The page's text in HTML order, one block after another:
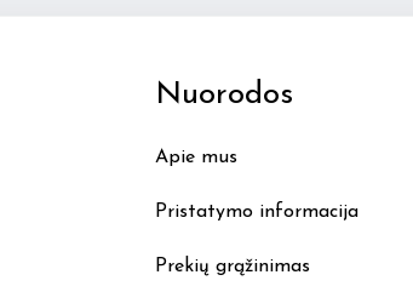
may
product
Nuorodos
Apie mus
Pristatymo informacija
Prekių grąžinimas